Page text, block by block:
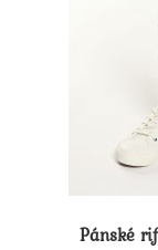
Pánské